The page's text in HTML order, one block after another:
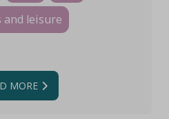
and leisure
MORE